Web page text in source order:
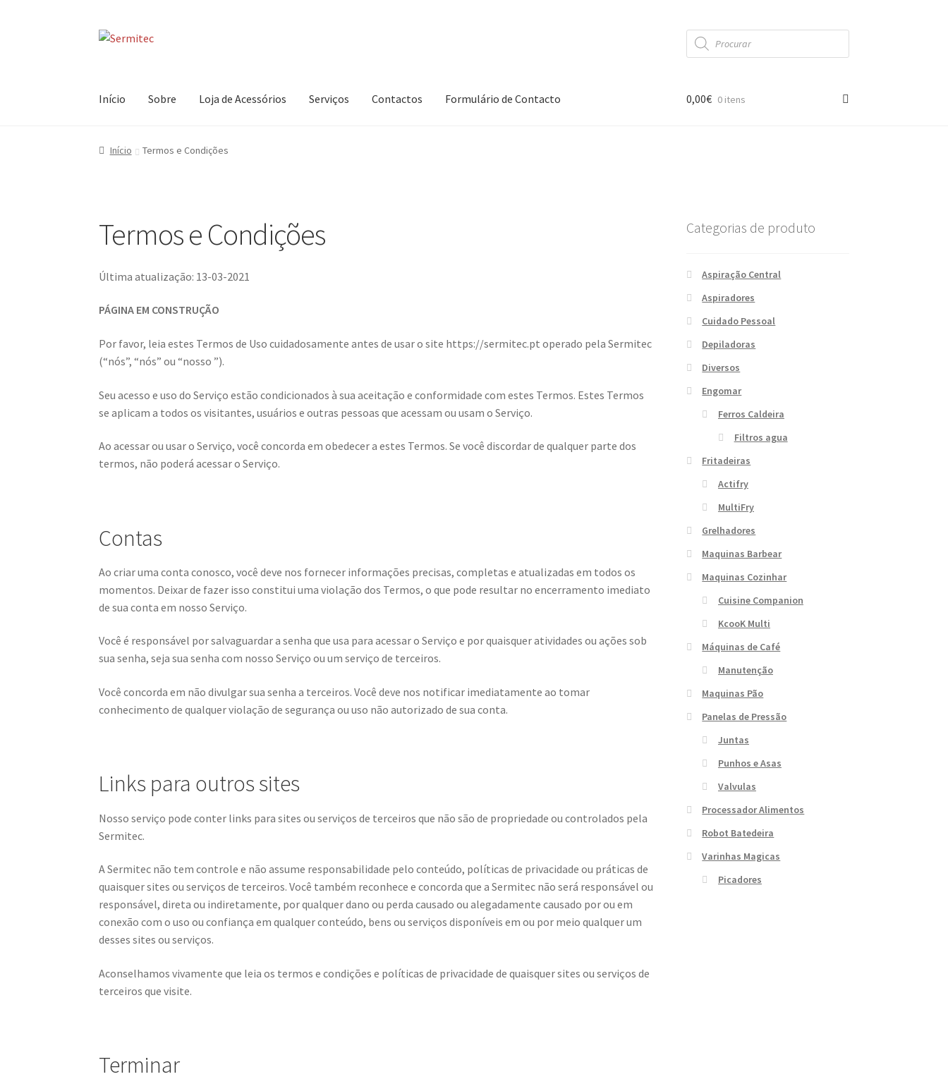
Ir
Saltar
Products
search
Início Sobre Loja de Acessórios Serviços Contactos Formulário de Contacto 0,00€ 0 itens
Início Termos e Condições
Termos e Condições
Última atualização: 13-03-2021
PÁGINA EM CONSTRUÇÃO
Por favor, leia estes Termos de Uso cuidadosamente antes de usar o site https://sermitec.pt operado pela Sermitec
(“nós”, “nós” ou “nosso ”).
Seu acesso e uso do Serviço estão condicionados à sua aceitação e conformidade com estes Termos. Estes Termos
se aplicam a todos os visitantes, usuários e outras pessoas que acessam ou usam o Serviço.
Ao acessar ou usar o Serviço, você concorda em obedecer a estes Termos. Se você discordar de qualquer parte dos
termos, não poderá acessar o Serviço.
Contas
Ao criar uma conta conosco, você deve nos fornecer informações precisas, completas e atualizadas em todos os
momentos. Deixar de fazer isso constitui uma violação dos Termos, o que pode resultar no encerramento imediato
de sua conta em nosso Serviço.
Você é responsável por salvaguardar a senha que usa para acessar o Serviço e por quaisquer atividades ou ações sob
sua senha, seja sua senha com nosso Serviço ou um serviço de terceiros.
Você concorda em não divulgar sua senha a terceiros. Você deve nos notificar imediatamente ao tomar
conhecimento de qualquer violação de segurança ou uso não autorizado de sua conta.
Links para outros sites
Nosso serviço pode conter links para sites ou serviços de terceiros que não são de propriedade ou controlados pela
Sermitec.
A Sermitec não tem controle e não assume responsabilidade pelo conteúdo, políticas de privacidade ou práticas de
quaisquer sites ou serviços de terceiros. Você também reconhece e concorda que a Sermitec não será responsável ou
responsável, direta ou indiretamente, por qualquer dano ou perda causado ou alegadamente causado por ou em
conexão com o uso ou confiança em qualquer conteúdo, bens ou serviços disponíveis em ou por meio qualquer um
desses sites ou serviços.
Aconselhamos vivamente que leia os termos e condições e políticas de privacidade de quaisquer sites ou serviços de
terceiros que visite.
Terminar
Categorias de produto
Aspiração Central
Aspiradores
Cuidado Pessoal
Depiladoras
Diversos
Engomar
Ferros Caldeira
Filtros agua
Fritadeiras
Actifry
MultiFry
Grelhadores
Maquinas Barbear
Maquinas Cozinhar
Cuisine Companion
KcooK Multi
Máquinas de Café
Manutenção
Maquinas Pão
Panelas de Pressão
Juntas
Punhos e Asas
Valvulas
Processador Alimentos
Robot Batedeira
Varinhas Magicas
Picadores